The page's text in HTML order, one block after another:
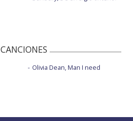
CANCIONES
Olivia Dean, Man I need